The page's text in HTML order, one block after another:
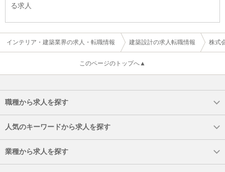
る求人
インテリア・建築業界の求人・転職情報 建築設計の求人転職情報 株式
このページのトップへ▲
職種から求人を探す
人気のキーワードから求人を探す
業種から求人を探す